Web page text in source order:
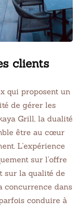
clients
qui proposent un
de gérer les
Grill, la dualité
être au cœur
L’expérience
sur l’offre
sur la qualité de
concurrence dans
conduire à